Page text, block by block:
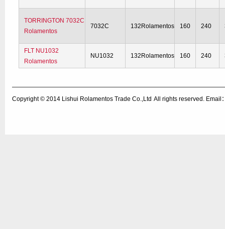
TORRINGTON 7032C
Rolamentos
7032C 132Rolamentos 160 240
FLT NU1032
Rolamentos
NU1032 132Rolamentos 160 240
Copyright © 2014 Lishui Rolamentos Trade Co.,Ltd All rights reserved. Email